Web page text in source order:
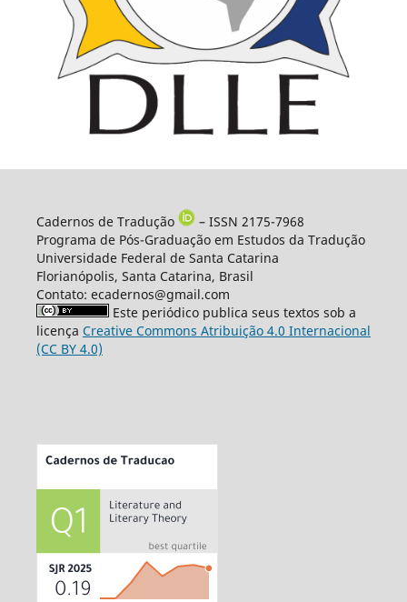
Cadernos de Tradução
– ISSN 2175-7968
Programa de Pós-Graduação em Estudos da Tradução
Universidade Federal de Santa Catarina
Florianópolis, Santa Catarina, Brasil
Contato: ecadernos@gmail.com
Este periódico publica seus textos sob a
licença Creative Commons Atribuição 4.0 Internacional
(CC BY 4.0)